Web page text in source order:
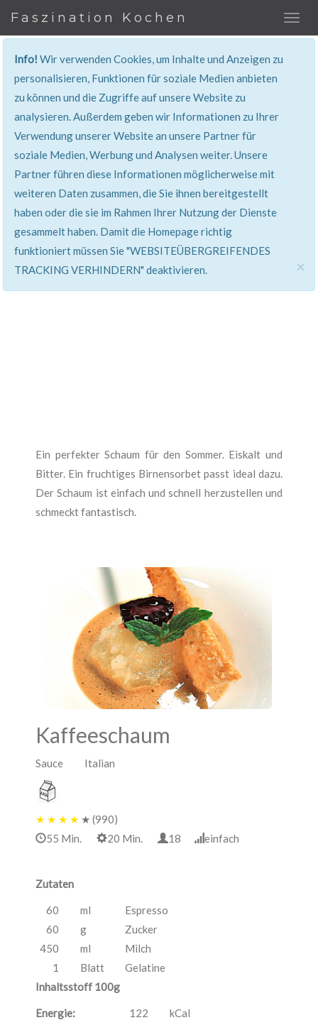
Faszination Kochen
Info!Wir verwenden Cookies, um Inhalte und Anzeigen zu
personalisieren, Funktionen für soziale Medien anbieten
zu können und die Zugriffe auf unsere Website zu
analysieren. Außerdem geben wir Informationen zu Ihrer
Verwendung unserer Website an unsere Partner für
soziale Medien, Werbung und Analysen weiter. Unsere
Partner führen diese Informationen möglicherweise mit
weiteren Daten zusammen, die Sie ihnen bereitgestellt
haben oder die sie im Rahmen Ihrer Nutzung der Dienste
gesammelt haben. Damit die Homepage richtig
funktioniert müssen Sie "WEBSITEÜBERGREIFENDES
TRACKING VERHINDERN" deaktivieren.
×
REZEPT
Super erklärt & lecker...!
Ein perfekter Schaum für den Sommer. Eiskalt und
Bitter. Ein fruchtiges Birnensorbet passt ideal dazu.
Der Schaum ist einfach und schnell herzustellen und
schmeckt fantastisch.
Kaffeeschaum
Sauce Italian
★ ★ ★ ★ ★ (990)
55 Min.
20 Min. 18 einfach
Zutaten
60 ml
Espresso
60
g
Zucker
450
ml
Milch
1
Blatt
Gelatine
Inhaltsstoff 100g
Energie: 122
kCal